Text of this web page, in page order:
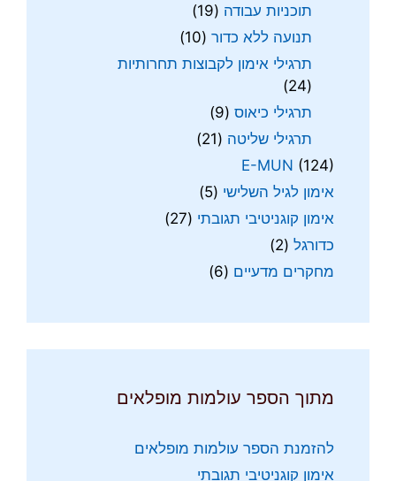
תוכניות עבודה (19)
תנועה ללא כדור (10)
תרגילי אימון לקבוצות תחרותיות
(24)
תרגילי כיאוס (9)
תרגילי שליטה (21)
E-MUN (124)
אימון לגיל השלישי (5)
אימון קוגניטיבי תגובתי (27)
כדורגל (2)
מחקרים מדעיים (6)
מתוך הספר עולמות מופלאים
להזמנת הספר עולמות מופלאים
אימון קוגניטיבי תגובתי